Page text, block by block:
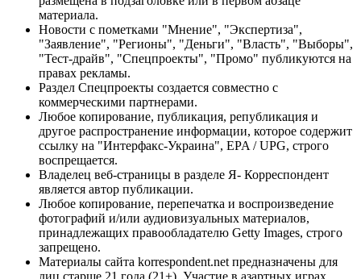
материала.
Новости с пометками "Мнение", "Экспертиза",
"Заявление", "Регионы", "Деньги", "Власть", "Выборы",
"Тест-драйв", "Спецпроекты", "Промо" публикуются на
правах рекламы.
Раздел Спецпроекты создается совместно с
коммерческими партнерами.
Любое копирование, публикация, републикация и
другое распространение информации, которое содержит
ссылку на "Интерфакс-Украина", EPA / UPG, строго
воспрещается.
Владелец веб-страницы в разделе Я- Корреспондент
является автор публикации.
Любое копирование, перепечатка и воспроизведение
фотографий и/или аудиовизуальных материалов,
принадлежащих правообладателю Getty Images, строго
запрещено.
Материалы сайта korrespondent.net предназначены для
лиц старше 21 года (21+). Участие в азартных играх